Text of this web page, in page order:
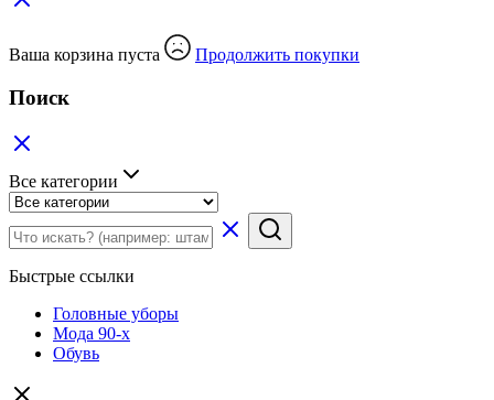
Ваша корзина пуста Продолжить покупки
Поиск
Все категории
Быстрые ссылки
Головные уборы
Мода 90-х
Обувь